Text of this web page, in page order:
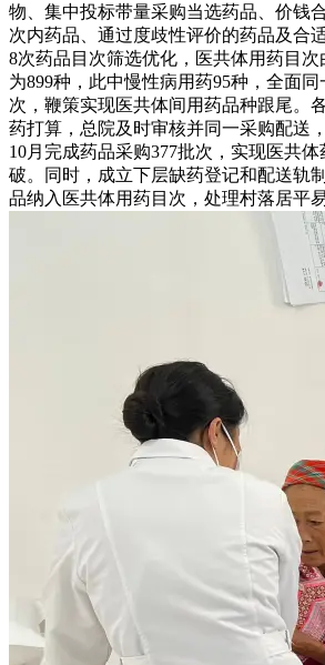
物、集中投标带量采购当选药品、价钱
次内药品、通过度歧性评价的药品及合
8次药品目次筛选优化，医共体用药目次
为899种，此中慢性病用药95种，全面同
次，鞭策实现医共体间用药品种跟尾。
药打算，总院及时审核并同一采购配送
10月完成药品采购377批次，实现医共
破。同时，成立下层缺药登记和配送轨
品纳入医共体用药目次，处理村落居平